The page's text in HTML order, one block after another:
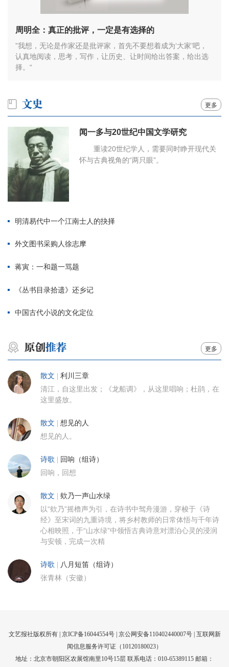
周明全：真正的批评，一定是有选择的
”我想，无论是作家还是批评家，首先不要想着成为‘大家’吧，
认真地阅读，思考，写作，让历史、让时间给出答案，给出选
择。“
更多
闻一多与20世纪中国文学研究
重读20世纪学人，需要同时睁开现代关
怀与古典视角的“两只眼”。
明清易代中一个江南士人的抉择
外文图书采购人徐志摩
蒋寅：一和题一骂题
《丛书目录拾遗》还乡记
中国古代小说的文化定位
更多
散文 利川三章
清江，自这里出发；《龙船调》，从这里唱响；杜鹃，在
这里盛放。
散文 想见的人
想见的人。
诗歌 回响（组诗）
回响，回想
散文 欸乃一声山水绿
以“欸乃”摇橹声为引，在诗书中驾舟漫游，穿梭于《诗
经》至宋词的九重诗境，将乡村教师的日常体悟与千年诗
心相映照，于“山水绿”中领悟古典诗意对漂泊心灵的浸润
与安顿，完成一次精
诗歌 八月短笛（组诗）
张青林（安徽）
文艺报社版权所有 | 京ICP备16044554号| 京公网安备110402440007号 | 互联网新
闻信息服务许可证（10120180023）
地址：北京市朝阳区农展馆南里10号15层 联系电话：010-65389115 邮箱：